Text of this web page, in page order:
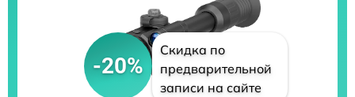
-20%
Скидка по
предварительной
записи на сайте